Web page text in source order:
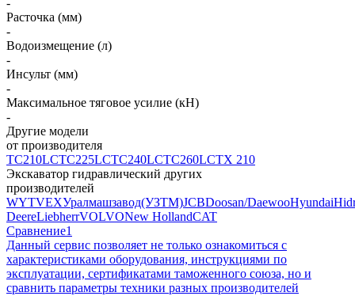
-
Расточка (мм)
-
Водоизмещение (л)
-
Инсульт (мм)
-
Максимальное тяговое усилие (кН)
-
Другие модели
от производителя
TC210LCTC225LCTC240LCTC260LCTX 210
Экскаватор гидравлический других
производителей
WYTVEXУралмашзавод(УЗТМ)JCBDoosan/DaewooHyundai
DeereLiebherrVOLVONew HollandCAT
Сравнение1
Данный сервис позволяет не только ознакомиться с
характеристиками оборудования, инструкциями по
эксплуатации, сертификатами таможенного союза, но и
сравнить параметры техники разных производителей